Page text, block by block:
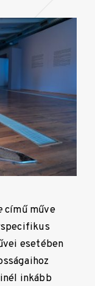
című műve
esetében
inkább